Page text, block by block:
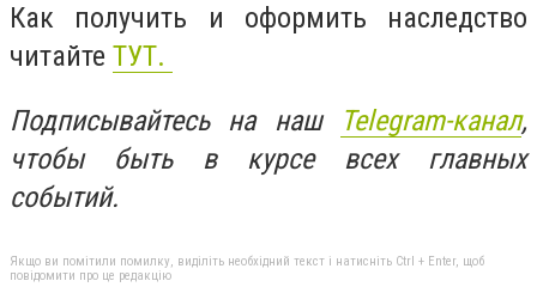
Как получить и оформить наследство
читайте ТУТ.
Подписывайтесь на наш
Telegram-канал,
чтобы быть в курсе всех главных
событий.
Якщо ви помітили помилку, виділіть необхідний текст і натисніть Ctrl + Enter, щоб
повідомити про це редакцію